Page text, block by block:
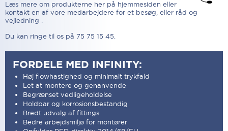
Læs mere om produkterne her på hjemmesiden eller
kontakt en af vore medarbejdere for et besøg, eller råd og
vejledning .
Du kan ringe til os på 75 75 15 45.
FORDELE MED INFINITY:
Høj flowhastighed og minimalt trykfald
Let at montere og genanvende
Begrænset vedligeholdelse
Holdbar og korrosionsbestandig
Bredt udvalg af fittings
Bedre arbejdsmiljø for montører